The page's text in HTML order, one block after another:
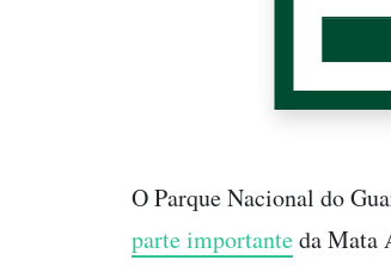
O Parque Nacional do
parte importanteda Mata